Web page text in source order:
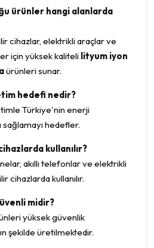
ürünler hangi alanlarda
cihazlar, elektrikli araçlar ve
için yüksek kaliteli lityum iyon
ürünleri sunar.
hedefi nedir?
Türkiye'nin enerji
sağlamayı hedefler.
kullanılır?
akıllı telefonlar ve elektrikli
cihazlarda kullanılır.
midir?
yüksek güvenlik
şekilde üretilmektedir.